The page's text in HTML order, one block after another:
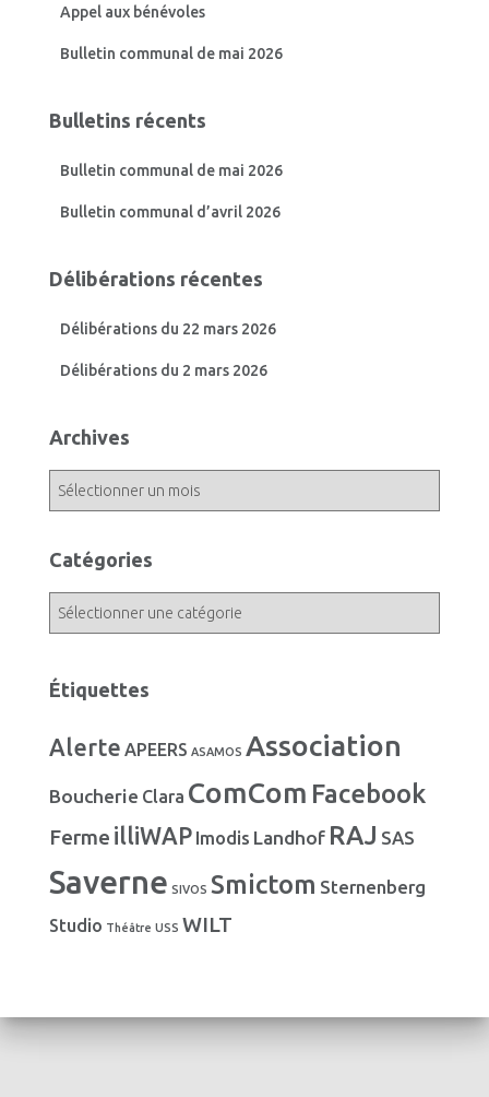
Appel aux bénévoles
Bulletin communal de mai 2026
Bulletins récents
Bulletin communal de mai 2026
Bulletin communal d’avril 2026
Délibérations récentes
Délibérations du 22 mars 2026
Délibérations du 2 mars 2026
Archives
h
Catégories
é
g
r
e
Étiquettes
Alerte APEERS ASAMOS Association
Boucherie Clara ComCom Facebook
Ferme illiWAP Imodis Landhof RAJ SAS
Saverne SIVOS Smictom Sternenberg
Studio Théâtre USS WILT